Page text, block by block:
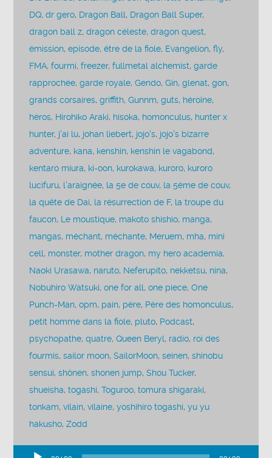
DQ,dr gero, Dragon Ball, Dragon Ball Super,
dragon ball z,dragon céleste,dragon quest,
émission,episode,être de la fiole, Evangelion,fly,
FMA,fourmi,freezer,fullmetal alchemist,garde
rapprochée,garde royale,Gendo,Gin,glenat,gon,
grands corsaires,griffith,Gunnm,guts, héroïne,
héros, Hirohiko Araki, hisoka, homonculus, hunter x
hunter, j’ai lu, johan liebert, jojo's, jojo's bizarre
adventure, kana, kenshin, kenshin le vagabond,
kentaro miura, ki-oon, kurokawa, kuroro, kuroro
lucifuru, l’araignée, la 5e de couv, la 5ème de couv,
la quête de Dai, la résurrection de F, la troupe du
faucon, Le moustique, makoto shishio, manga,
mangas, méchant, méchante, Meruem, mha, mini
cell, monster, mother dragon, my hero academia,
Naoki Urasawa, naruto, Neferupito, nekketsu, nina,
Nobuhiro Watsuki,one for all,one piece,One
Punch-Man,opm, pain, père, Père des homonculus,
petit homme dans la fiole, pluto, Podcast,
psychopathe,quatre,Queen Beryl, radio, roi des
fourmis,sailor moon,SailorMoon,seinen,shinobu
sensui,shônen,shonen jump,Shou Tucker,
shueisha,togashi,Toguroo,tomura shigaraki,
tonkam,vilain,vilaine,yoshihiro togashi,yu yu
hakusho,Zodd